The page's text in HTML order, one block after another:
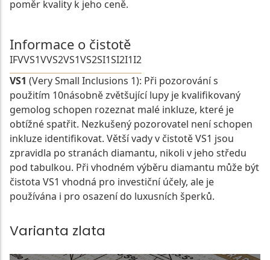
poměr kvality k jeho ceně.
Informace o čistotě
IFVVS1VVS2VS1VS2SI1SI2I1I2
VS1 (Very Small Inclusions 1): Při pozorování s
použitím 10násobně zvětšující lupy je kvalifikovaný
gemolog schopen rozeznat malé inkluze, které je
obtížné spatřit. Nezkušený pozorovatel není schopen
inkluze identifikovat. Větší vady v čistotě VS1 jsou
zpravidla po stranách diamantu, nikoli v jeho středu
pod tabulkou. Při vhodném výběru diamantu může být
čistota VS1 vhodná pro investiční účely, ale je
používána i pro osazení do luxusních šperků.
Varianta zlata